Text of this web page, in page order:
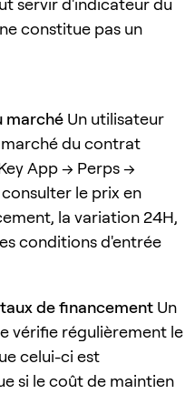
servir d'indicateur du
constitue pas un
marché Un utilisateur
du contrat
App → Perps →
le prix en
la variation 24H,
conditions d'entrée
de financement Un
vérifie régulièrement le
celui-ci est
si le coût de maintien